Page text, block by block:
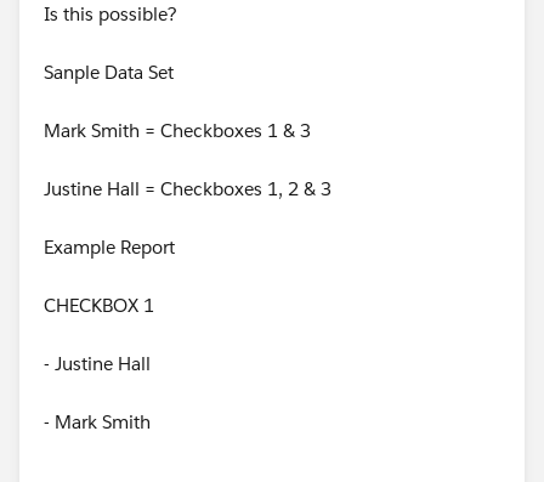
Is this possible?
Sanple Data Set
Mark Smith = Checkboxes 1 & 3
Justine Hall = Checkboxes 1, 2 & 3
Example Report
CHECKBOX 1
- Justine Hall
- Mark Smith